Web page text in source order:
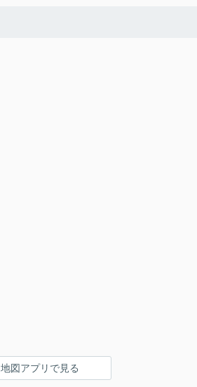
地図アプリで見る